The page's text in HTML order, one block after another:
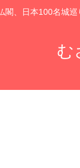
閣、日本100名城
む